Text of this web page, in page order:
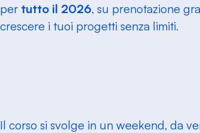
per tutto il 2026, su prenotazione
crescere i tuoi progetti senza limiti.
Il corso si svolge in un weekend, da